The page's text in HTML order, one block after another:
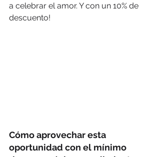
a celebrar el amor. Y con un 10% de
descuento!
Cómo aprovechar esta
oportunidad con el mínimo